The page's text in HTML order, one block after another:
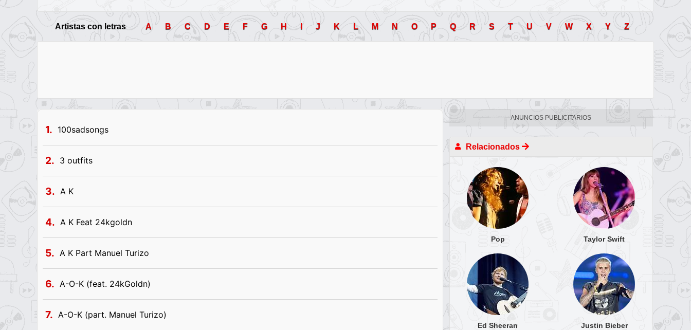
Artistas con letras A B C D E F G H I J K L M N O P Q R S T U V W X Y Z
1. 100sadsongs
2. 3 outfits
3. A K
4. A K Feat 24kgoldn
5. A K Part Manuel Turizo
6. A-O-K (feat. 24kGoldn)
7. A-O-K (part. Manuel Turizo)
ANUNCIOS PUBLICITARIOS
Relacionados
Pop Taylor Swift
Ed Sheeran Justin Bieber